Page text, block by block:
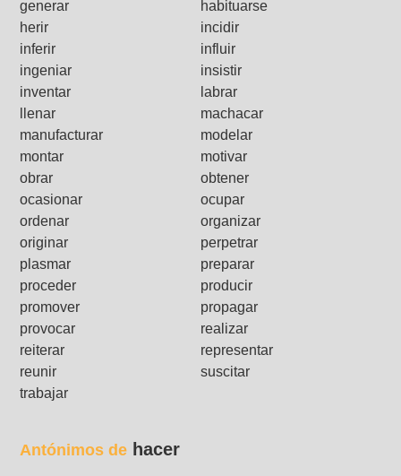
generar
habituarse
herir
incidir
inferir
influir
ingeniar
insistir
inventar
labrar
llenar
machacar
manufacturar
modelar
montar
motivar
obrar
obtener
ocasionar
ocupar
ordenar
organizar
originar
perpetrar
plasmar
preparar
proceder
producir
promover
propagar
provocar
realizar
reiterar
representar
reunir
suscitar
trabajar
Antónimos de hacer